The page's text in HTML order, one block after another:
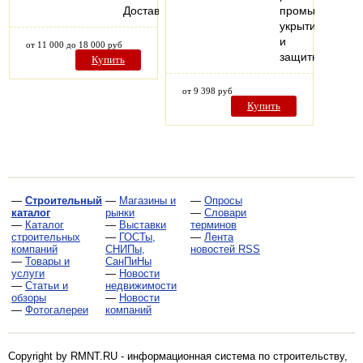
Доставка.
от 11 000 до 18 000 руб
Купить
промышленных
укрытий
и
защитных…
от 9 398 руб
Купить
— Строительный
каталог
— Каталог
строительных
компаний
— Товары и
услуги
— Статьи и
обзоры
— Фотогалереи
— Магазины и
рынки
— Выставки
— ГОСТы,
СНИПы,
СанПиНы
— Новости
недвижимости
— Новости
компаний
— Опросы
— Словари
терминов
— Лента
новостей RSS
Copyright by RMNT.RU - информационная система по строительству,